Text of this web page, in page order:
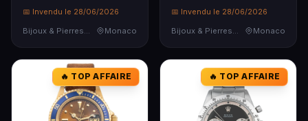
📅 Invendu le 28/06/2026
Bijoux & Pierres Précieuses
Monaco
📅 Invendu le 28/06/2026
Bijoux & Pierres Précieuses
Monaco
🔥 TOP AFFAIRE 🔥 TOP AFFAIRE